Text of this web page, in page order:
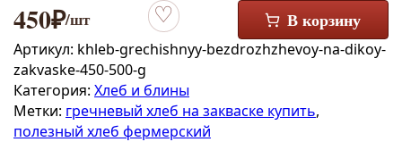
450₽/шт Добавить в избранное В корзину
Артикул: khleb-grechishnyy-bezdrozhzhevoy-na-dikoy-
zakvaske-450-500-g
Категория: Хлеб и блины
Метки: гречневый хлеб на закваске купить,
полезный хлеб фермерский